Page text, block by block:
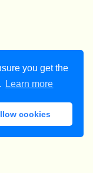
you get the
Learn more
cookies